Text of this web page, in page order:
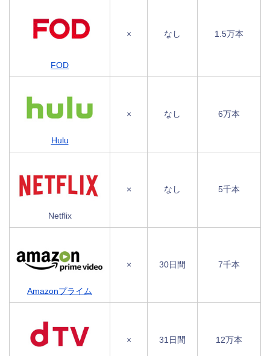
FOD
× なし 1.5万本
Hulu
× なし 6万本
Netflix
× なし 5千本
Amazonプライム
× 30日間 7千本
× 31日間 12万本